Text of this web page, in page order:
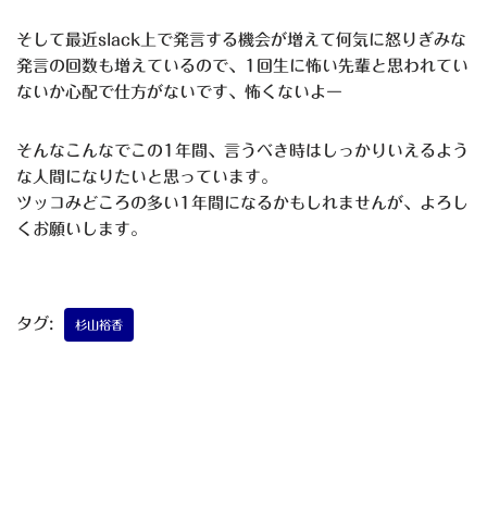
そして最近slack上で発言する機会が増えて何気に怒りぎみな
発言の回数も増えているので、1回生に怖い先輩と思われてい
ないか心配で仕方がないです、怖くないよー
そんなこんなでこの1年間、言うべき時はしっかりいえるよう
な人間になりたいと思っています。
ツッコみどころの多い1年間になるかもしれませんが、よろし
くお願いします。
タグ: 杉山裕香